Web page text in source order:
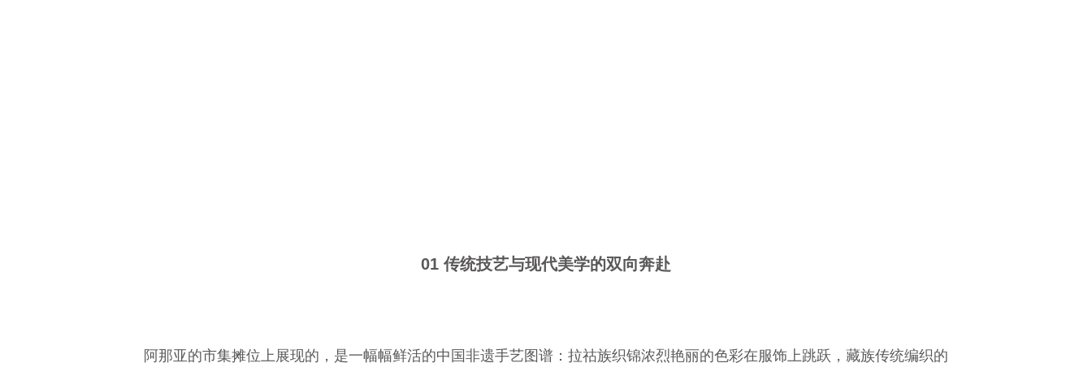
01 传统技艺与现代美学的双向奔赴
阿那亚的市集摊位上展现的，是一幅幅鲜活的中国非遗手艺图谱：拉祜族织锦浓烈艳丽的色彩在服饰上跳跃，藏族传统编织的